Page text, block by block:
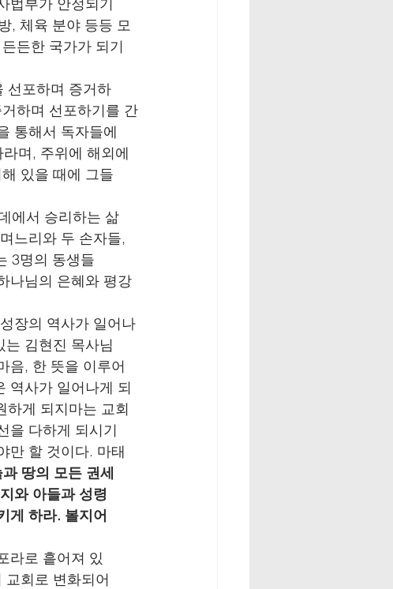
, 체육 분야 등등 모
든한 국가가 되기
선포하며 증거하
하며 선포하기를 간
통해서 독자들에
라며, 주위에 해외에
있을 때에 그들
에서 승리하는 삶
느리와 두 손자들,
3명의 동생들
나님의 은혜와 평강
장의 역사가 일어나
김현진 목사님
음, 한 뜻을 이루어
역사가 일어나게 되
하게 되지마는 교회
을 다하게 되시기
만 할 것이다. 마태
땅의 모든 권세
와 아들과 성령
게 하라. 볼지어
라로 흩어져 있
교회로 변화되어